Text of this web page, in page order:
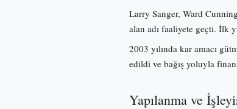
Larry Sanger, Ward
alan adı faaliyete geçti. İlk
2003 yılında kar amacı
edildi ve bağış yoluyla
Yapılanma ve